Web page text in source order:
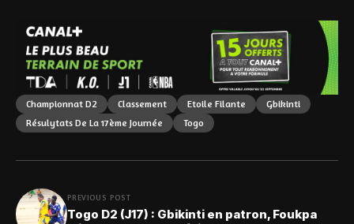
Championnat D2 Classement Etoile Filante
Gbikinti
Résulytats De La 17ème Journée
Togo
PREVIOUS POST
Togo D2 (J17) : Gbikinti en patron, Foukpa